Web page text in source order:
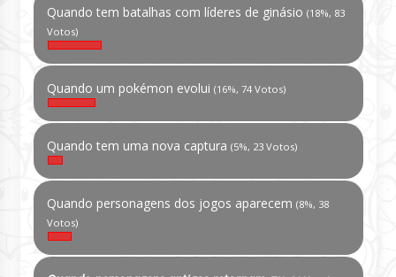
Quando tem batalhas com líderes de ginásio (18%, 83
Votos)
Quando um pokémon evolui (16%, 74 Votos)
Quando tem uma nova captura (5%, 23 Votos)
Quando personagens dos jogos aparecem (8%, 38
Votos)